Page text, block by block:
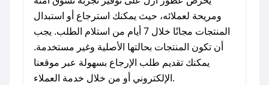
عطور ازل؟
للحصول على كوبونات وخصومات حصرية، قم بما
يلي:
- اضغط على أيقونة متابعة لمتجر عطور ازل في
تطبيق صحصح.
ومريحة لعملائه، حيث يمكنك استرجاع أو استبدال
المنتجات مجانًا خلال 7 أيام من استلام الطلب. يجب
أن تكون المنتجات بحالتها الأصلية وغير مستخدمة.
يمكنك تقديم طلب الإرجاع بسهولة عبر موقعنا
الإلكتروني أو من خلال خدمة العملاء.